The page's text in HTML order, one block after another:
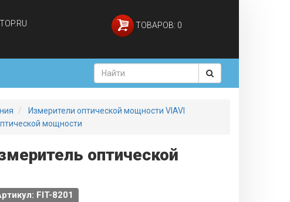
ТОВАРОВ: 0
Измерители оптической мощности VIAVI
мощности
оптической
FIT-8201